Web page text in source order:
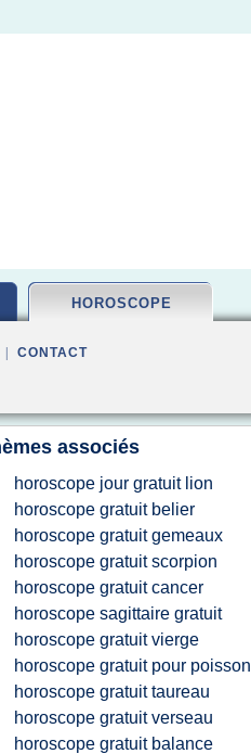
HOROSCOPE
CONTACT
associés
horoscope jour gratuit lion
horoscope gratuit belier
horoscope gratuit gemeaux
horoscope gratuit scorpion
horoscope gratuit cancer
horoscope sagittaire gratuit
horoscope gratuit vierge
horoscope gratuit pour poisson
horoscope gratuit taureau
horoscope gratuit verseau
horoscope gratuit balance